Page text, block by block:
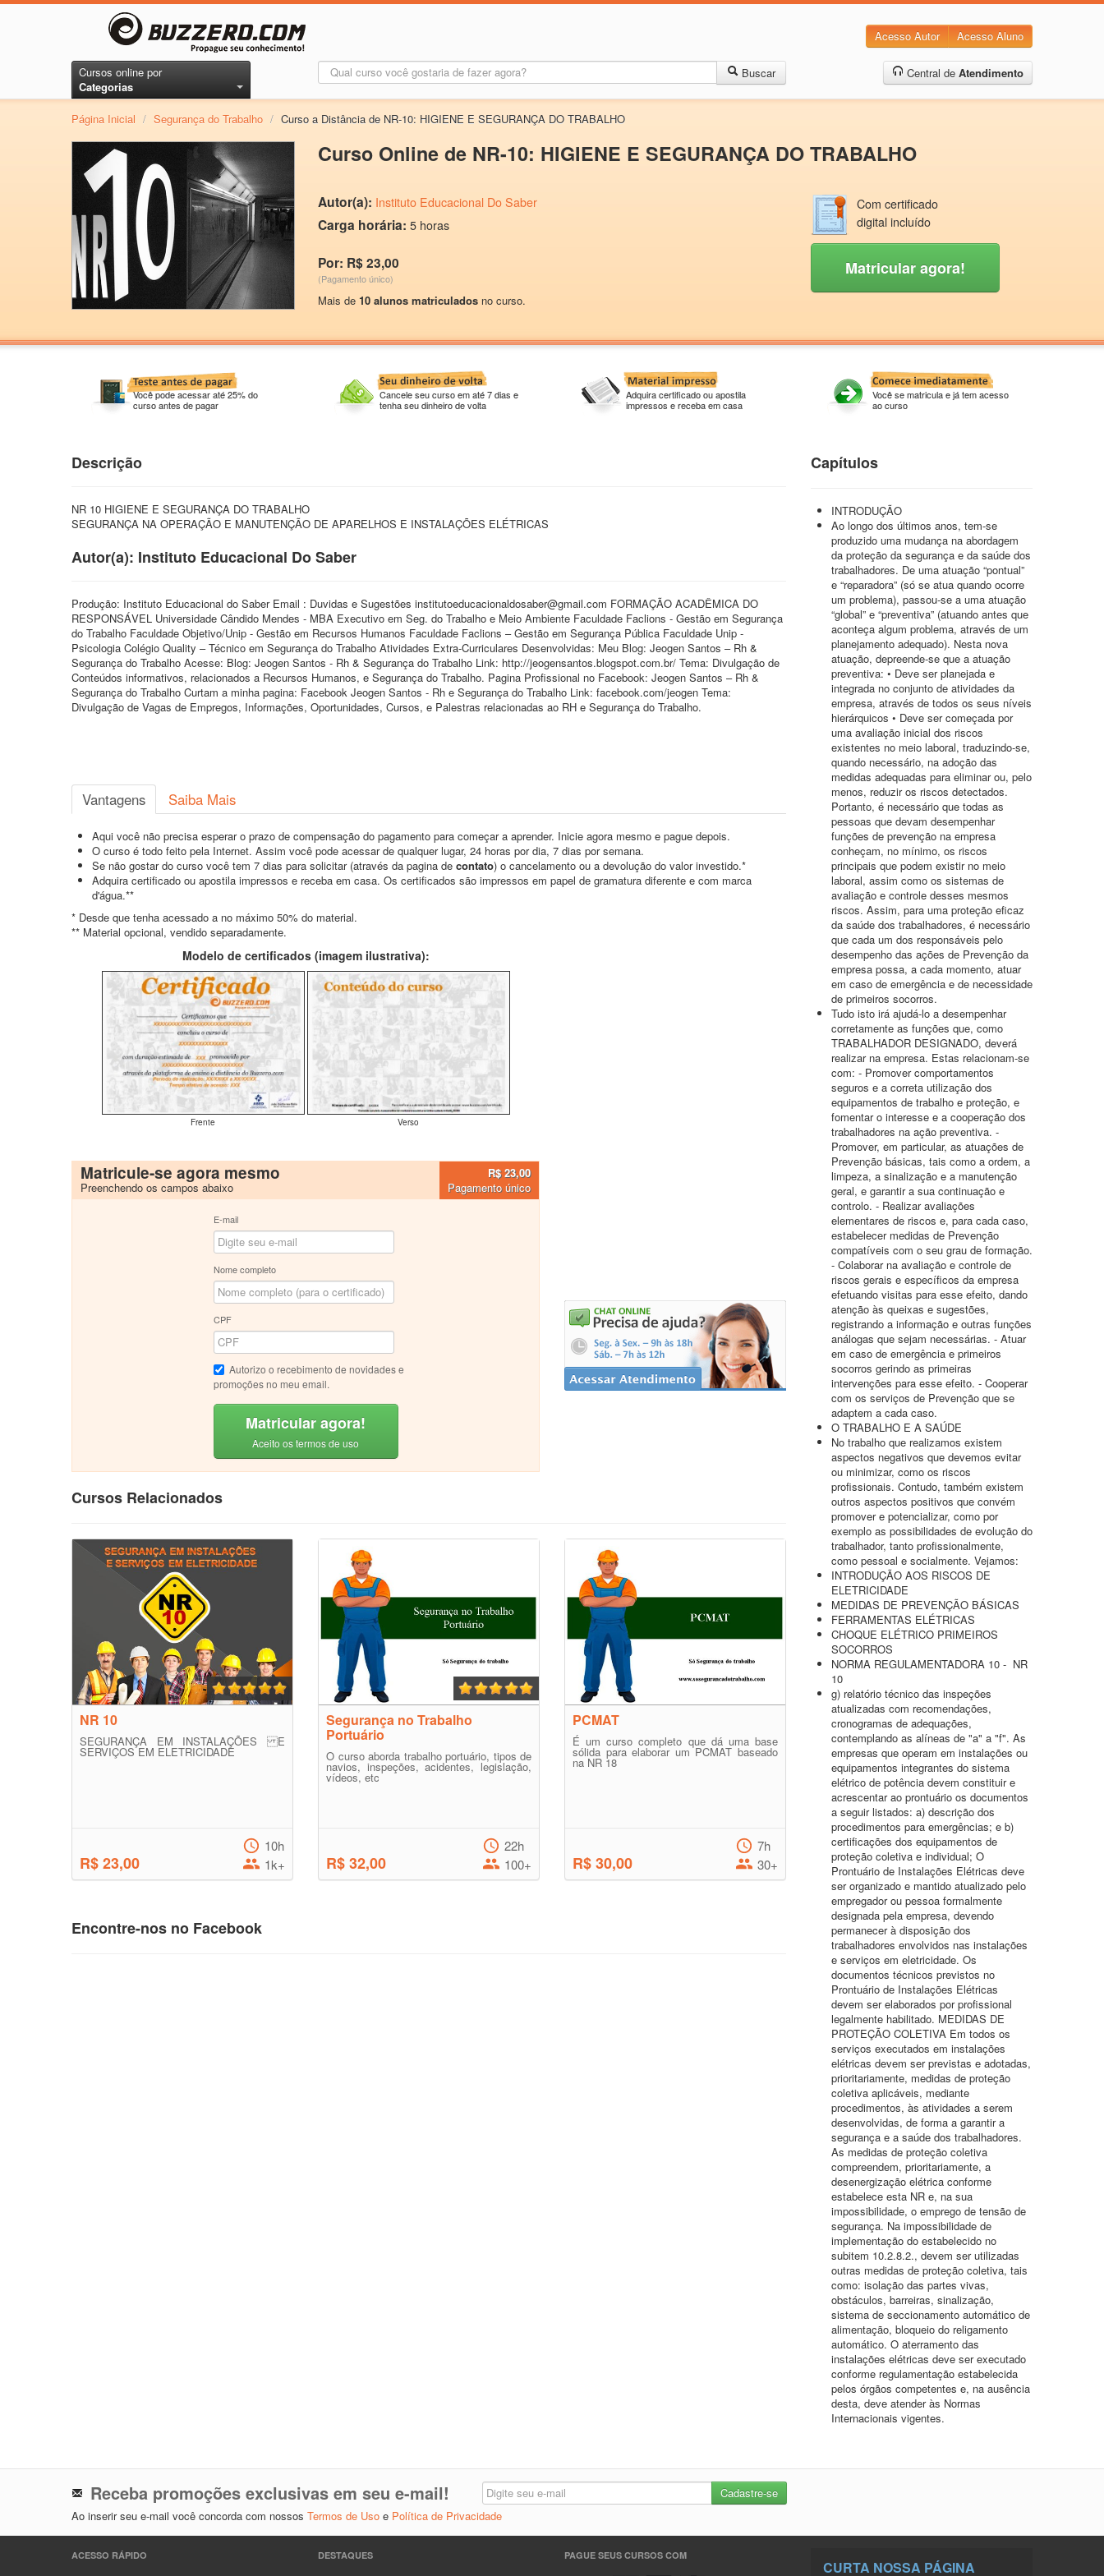
Acesso Autor Acesso Aluno
Cursos online por
Categorias
Buscar Central de Atendimento
Página Inicial / Segurança do Trabalho / Curso a Distância de NR-10: HIGIENE E SEGURANÇA DO TRABALHO
Curso Online de NR-10: HIGIENE E SEGURANÇA DO TRABALHO
Autor(a): Instituto Educacional Do Saber
Carga horária: 5 horas
Por: R$ 23,00
(Pagamento único)
Mais de 10 alunos matriculados no curso.
Com certificado
digital incluído
Matricular agora!
Você pode acessar até 25% do
curso antes de pagar
Cancele seu curso em até 7 dias e
tenha seu dinheiro de volta
Adquira certificado ou apostila
impressos e receba em casa
Você se matricula e já tem acesso
ao curso
Descrição
NR 10 HIGIENE E SEGURANÇA DO TRABALHO
SEGURANÇA NA OPERAÇÃO E MANUTENÇÃO DE APARELHOS E INSTALAÇÕES ELÉTRICAS
Autor(a): Instituto Educacional Do Saber
Produção: Instituto Educacional do Saber Email : Duvidas e Sugestões institutoeducacionaldosaber@gmail.com FORMAÇÃO ACADÊMICA DO
RESPONSÁVEL Universidade Cândido Mendes - MBA Executivo em Seg. do Trabalho e Meio Ambiente Faculdade Faclions - Gestão em Segurança
do Trabalho Faculdade Objetivo/Unip - Gestão em Recursos Humanos Faculdade Faclions – Gestão em Segurança Pública Faculdade Unip -
Psicologia Colégio Quality – Técnico em Segurança do Trabalho Atividades Extra-Curriculares Desenvolvidas: Meu Blog: Jeogen Santos – Rh &
Segurança do Trabalho Acesse: Blog: Jeogen Santos - Rh & Segurança do Trabalho Link: http://jeogensantos.blogspot.com.br/ Tema: Divulgação de
Conteúdos informativos, relacionados a Recursos Humanos, e Segurança do Trabalho. Pagina Profissional no Facebook: Jeogen Santos – Rh &
Segurança do Trabalho Curtam a minha pagina: Facebook Jeogen Santos - Rh e Segurança do Trabalho Link: facebook.com/jeogen Tema:
Divulgação de Vagas de Empregos, Informações, Oportunidades, Cursos, e Palestras relacionadas ao RH e Segurança do Trabalho.
Vantagens Saiba Mais
Aqui você não precisa esperar o prazo de compensação do pagamento para começar a aprender. Inicie agora mesmo e pague depois.
O curso é todo feito pela Internet. Assim você pode acessar de qualquer lugar, 24 horas por dia, 7 dias por semana.
Se não gostar do curso você tem 7 dias para solicitar (através da pagina de contato) o cancelamento ou a devolução do valor investido.*
Adquira certificado ou apostila impressos e receba em casa. Os certificados são impressos em papel de gramatura diferente e com marca
d'água.**
* Desde que tenha acessado a no máximo 50% do material.
** Material opcional, vendido separadamente.
Modelo de certificados (imagem ilustrativa):
Frente Verso
Matricule-se agora mesmo
Preenchendo os campos abaixo
R$ 23,00
Pagamento único
E-mail
Nome completo
CPF
Autorizo o recebimento de novidades e
promoções no meu email.
Matricular agora!
Aceito os termos de uso
Cursos Relacionados
NR 10
SEGURANÇA EM INSTALAÇÕES E
SERVIÇOS EM ELETRICIDADE
R$ 23,00
10h
1k+
Segurança no Trabalho
Portuário
O curso aborda trabalho portuário, tipos de
navios, inspeções, acidentes, legislação,
vídeos, etc
R$ 32,00
22h
100+
PCMAT
É um curso completo que dá uma base
sólida para elaborar um PCMAT baseado
na NR 18
R$ 30,00
7h
30+
Encontre-nos no Facebook
Capítulos
INTRODUÇÃO
Ao longo dos últimos anos, tem-se
produzido uma mudança na abordagem
da proteção da segurança e da saúde dos
trabalhadores. De uma atuação “pontual”
e “reparadora” (só se atua quando ocorre
um problema), passou-se a uma atuação
“global” e “preventiva” (atuando antes que
aconteça algum problema, através de um
planejamento adequado). Nesta nova
atuação, depreende-se que a atuação
preventiva: • Deve ser planejada e
integrada no conjunto de atividades da
empresa, através de todos os seus níveis
hierárquicos • Deve ser começada por
uma avaliação inicial dos riscos
existentes no meio laboral, traduzindo-se,
quando necessário, na adoção das
medidas adequadas para eliminar ou, pelo
menos, reduzir os riscos detectados.
Portanto, é necessário que todas as
pessoas que devam desempenhar
funções de prevenção na empresa
conheçam, no mínimo, os riscos
principais que podem existir no meio
laboral, assim como os sistemas de
avaliação e controle desses mesmos
riscos. Assim, para uma proteção eficaz
da saúde dos trabalhadores, é necessário
que cada um dos responsáveis pelo
desempenho das ações de Prevenção da
empresa possa, a cada momento, atuar
em caso de emergência e de necessidade
de primeiros socorros.
Tudo isto irá ajudá-lo a desempenhar
corretamente as funções que, como
TRABALHADOR DESIGNADO, deverá
realizar na empresa. Estas relacionam-se
com: - Promover comportamentos
seguros e a correta utilização dos
equipamentos de trabalho e proteção, e
fomentar o interesse e a cooperação dos
trabalhadores na ação preventiva. -
Promover, em particular, as atuações de
Prevenção básicas, tais como a ordem, a
limpeza, a sinalização e a manutenção
geral, e garantir a sua continuação e
controlo. - Realizar avaliações
elementares de riscos e, para cada caso,
estabelecer medidas de Prevenção
compatíveis com o seu grau de formação.
- Colaborar na avaliação e controle de
riscos gerais e específicos da empresa
efetuando visitas para esse efeito, dando
atenção às queixas e sugestões,
registrando a informação e outras funções
análogas que sejam necessárias. - Atuar
em caso de emergência e primeiros
socorros gerindo as primeiras
intervenções para esse efeito. - Cooperar
com os serviços de Prevenção que se
adaptem a cada caso.
O TRABALHO E A SAÚDE
No trabalho que realizamos existem
aspectos negativos que devemos evitar
ou minimizar, como os riscos
profissionais. Contudo, também existem
outros aspectos positivos que convém
promover e potencializar, como por
exemplo as possibilidades de evolução do
trabalhador, tanto profissionalmente,
como pessoal e socialmente. Vejamos:
INTRODUÇÃO AOS RISCOS DE
ELETRICIDADE
MEDIDAS DE PREVENÇÃO BÁSICAS
FERRAMENTAS ELÉTRICAS
CHOQUE ELÉTRICO PRIMEIROS
SOCORROS
NORMA REGULAMENTADORA 10 - NR
10
g) relatório técnico das inspeções
atualizadas com recomendações,
cronogramas de adequações,
contemplando as alíneas de "a" a "f". As
empresas que operam em instalações ou
equipamentos integrantes do sistema
elétrico de potência devem constituir e
acrescentar ao prontuário os documentos
a seguir listados: a) descrição dos
procedimentos para emergências; e b)
certificações dos equipamentos de
proteção coletiva e individual; O
Prontuário de Instalações Elétricas deve
ser organizado e mantido atualizado pelo
empregador ou pessoa formalmente
designada pela empresa, devendo
permanecer à disposição dos
trabalhadores envolvidos nas instalações
e serviços em eletricidade. Os
documentos técnicos previstos no
Prontuário de Instalações Elétricas
devem ser elaborados por profissional
legalmente habilitado. MEDIDAS DE
PROTEÇÃO COLETIVA Em todos os
serviços executados em instalações
elétricas devem ser previstas e adotadas,
prioritariamente, medidas de proteção
coletiva aplicáveis, mediante
procedimentos, às atividades a serem
desenvolvidas, de forma a garantir a
segurança e a saúde dos trabalhadores.
As medidas de proteção coletiva
compreendem, prioritariamente, a
desenergização elétrica conforme
estabelece esta NR e, na sua
impossibilidade, o emprego de tensão de
segurança. Na impossibilidade de
implementação do estabelecido no
subitem 10.2.8.2., devem ser utilizadas
outras medidas de proteção coletiva, tais
como: isolação das partes vivas,
obstáculos, barreiras, sinalização,
sistema de seccionamento automático de
alimentação, bloqueio do religamento
automático. O aterramento das
instalações elétricas deve ser executado
conforme regulamentação estabelecida
pelos órgãos competentes e, na ausência
desta, deve atender às Normas
Internacionais vigentes.
Receba promoções exclusivas em seu e-mail!
Ao inserir seu e-mail você concorda com nossos Termos de Uso e Política de Privacidade
ACESSO RÁPIDO DESTAQUES PAGUE SEUS CURSOS COM
CURTA NOSSA PÁGINA